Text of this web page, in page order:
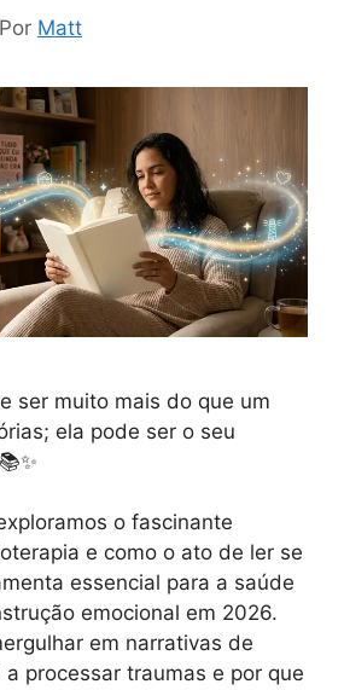
Por Matt
ser muito mais do que um
ela pode ser o seu
o fascinante
e como o ato de ler se
essencial para a saúde
emocional em 2026.
em narrativas de
processar traumas e por que